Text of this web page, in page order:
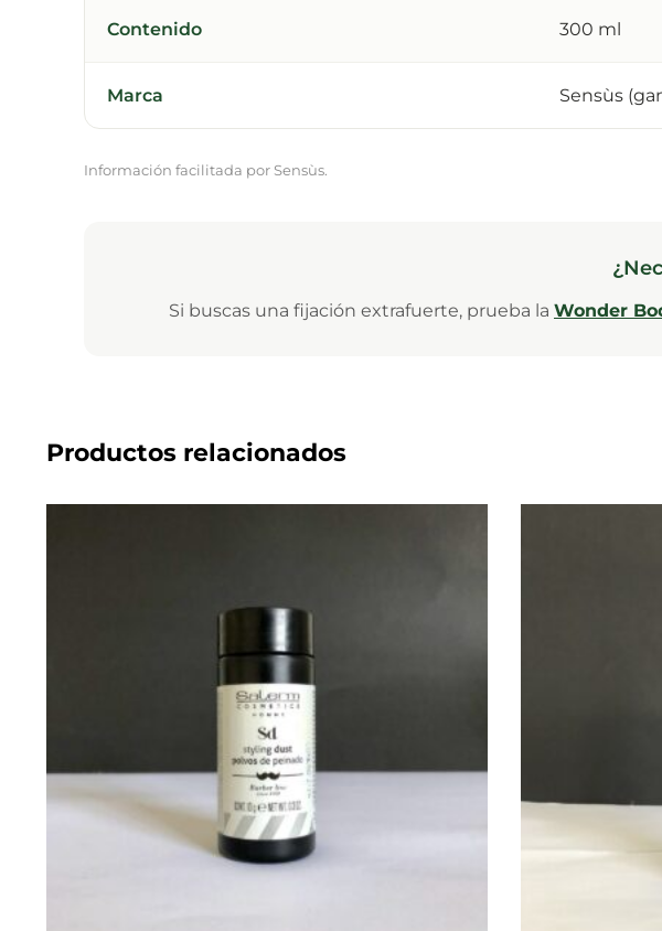
Contenido 300 ml
Marca Sensùs
Información facilitada por Sensùs.
Si buscas una fijación extrafuerte, prueba la Wonder
Productos relacionados